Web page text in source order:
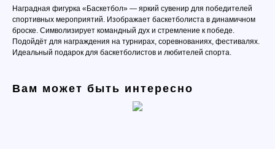
Наградная фигурка «Баскетбол» — яркий сувенир для победителей
спортивных мероприятий. Изображает баскетболиста в динамичном
броске. Символизирует командный дух и стремление к победе.
Подойдёт для награждения на турнирах, соревнованиях, фестивалях.
Идеальный подарок для баскетболистов и любителей спорта.
Вам может быть интересно